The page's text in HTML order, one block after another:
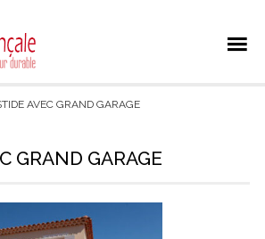
AVEC GRAND GARAGE
GRAND GARAGE